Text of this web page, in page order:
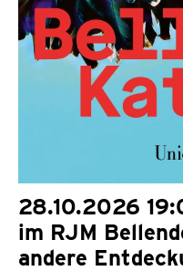
28.10.2026
im RJM
andere